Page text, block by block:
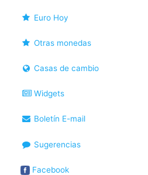
Euro Hoy
Otras monedas
Casas de cambio
Widgets
Boletín E-mail
Sugerencias
Facebook